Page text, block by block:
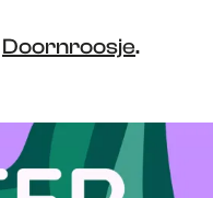
Doornroosje.